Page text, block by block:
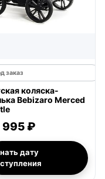
заказ
коляска-
Bebizaro Merced
995 ₽
дату